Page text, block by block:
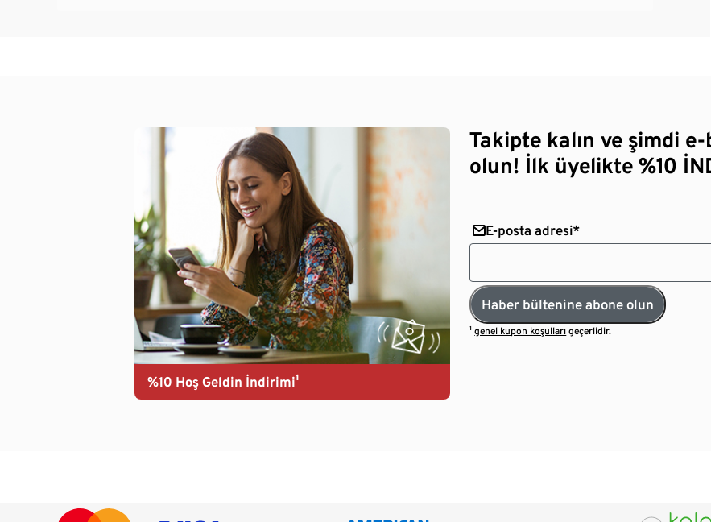
%10 Hoş Geldin İndirimi¹
Takipte kalın ve şimdi
olun! İlk üyelikte %10
E-posta adresi*
Haber bültenine abone olun
¹genel kupon koşulları geçerlidir.